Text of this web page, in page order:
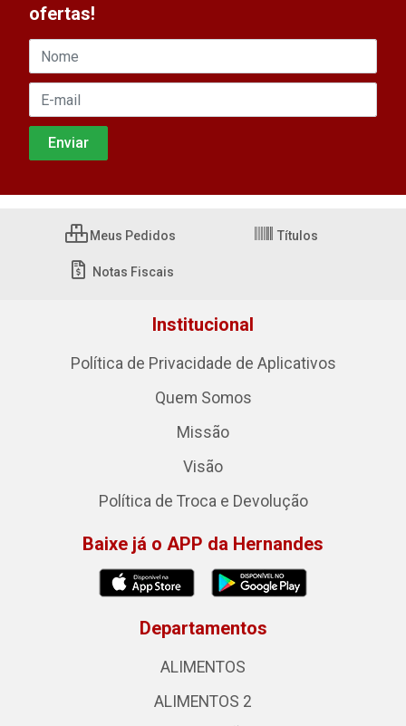
ofertas!
Meus Pedidos Títulos
Notas Fiscais
Institucional
Política de Privacidade de Aplicativos
Quem Somos
Missão
Visão
Política de Troca e Devolução
Baixe já o APP da Hernandes
Departamentos
ALIMENTOS
ALIMENTOS 2